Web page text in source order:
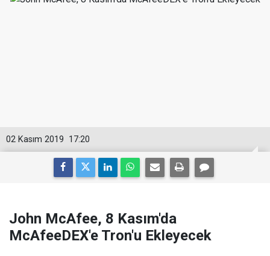
17:20
02 Kasım 2019
John McAfee, 8 Kasım'da
McAfeeDEX'e Tron'u Ekleyecek